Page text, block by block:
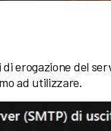
erogazione del
ad utilizzare.